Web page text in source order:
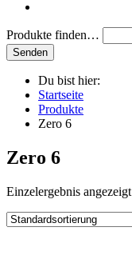
Produkte finden…
Du bist hier:
Startseite
Produkte
Zero 6
Zero 6
Einzelergebnis angezeigt